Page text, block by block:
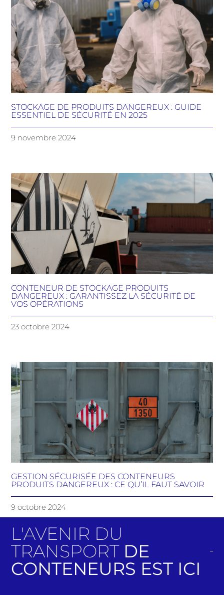
STOCKAGE DE PRODUITS DANGEREUX : GUIDE
ESSENTIEL DE SÉCURITÉ EN 2025
9 novembre 2024
CONTENEUR DE STOCKAGE PRODUITS
DANGEREUX : GARANTISSEZ LA SÉCURITÉ DE
VOS OPÉRATIONS
23 octobre 2024
GESTION SÉCURISÉE DES CONTENEURS
PRODUITS DANGEREUX : CE QU’IL FAUT SAVOIR
9 octobre 2024
L'AVENIR DU
TRANSPORT DE
CONTENEURS EST ICI